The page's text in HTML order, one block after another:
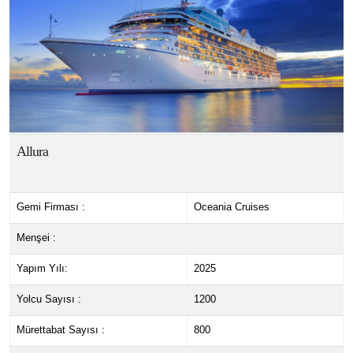
Allura
Gemi Firması : Oceania Cruises
Menşei :
Yapım Yılı: 2025
Yolcu Sayısı : 1200
Mürettabat Sayısı : 800